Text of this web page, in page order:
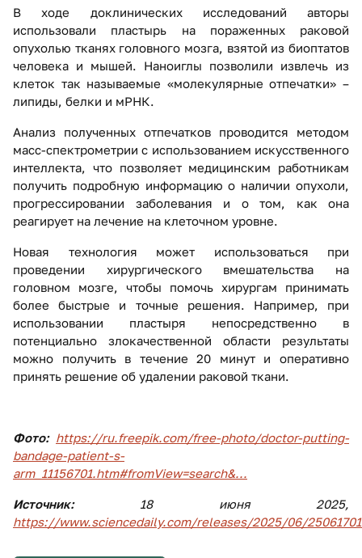
В ходе доклинических исследований авторы
использовали пластырь на пораженных раковой
опухолью тканях головного мозга, взятой из биоптатов
человека и мышей. Наноиглы позволили извлечь из
клеток так называемые «молекулярные отпечатки» –
липиды, белки и мРНК.
Анализ полученных отпечатков проводится методом
масс-спектрометрии с использованием искусственного
интеллекта, что позволяет медицинским работникам
получить подробную информацию о наличии опухоли,
прогрессировании заболевания и о том, как она
реагирует на лечение на клеточном уровне.
Новая технология может использоваться при
проведении хирургического вмешательства на
головном мозге, чтобы помочь хирургам принимать
более быстрые и точные решения. Например, при
использовании пластыря непосредственно в
потенциально злокачественной области результаты
можно получить в течение 20 минут и оперативно
принять решение об удалении раковой ткани.
Фото: https://ru.freepik.com/free-photo/doctor-putting-
bandage-patient-s-
arm_11156701.htm#fromView=search&...
Источник:18 июня 2025,
https://www.sciencedaily.com/releases/2025/06/